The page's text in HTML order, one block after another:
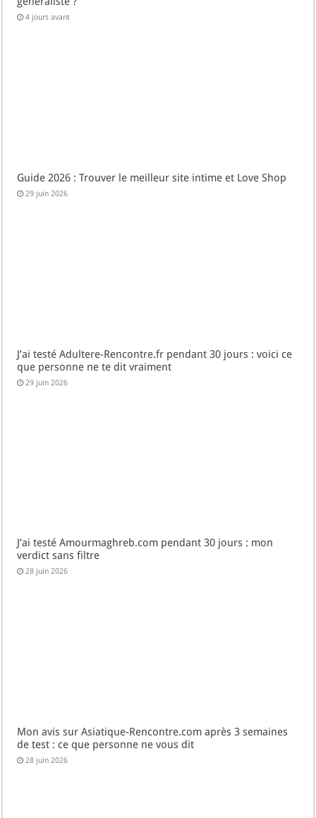
4 jours avant
Guide 2026 : Trouver le meilleur site intime et Love Shop
29 juin 2026
J’ai testé Adultere-Rencontre.fr pendant 30 jours : voici ce
que personne ne te dit vraiment
29 juin 2026
J’ai testé Amourmaghreb.com pendant 30 jours : mon
verdict sans filtre
28 juin 2026
Mon avis sur Asiatique-Rencontre.com après 3 semaines
de test : ce que personne ne vous dit
28 juin 2026